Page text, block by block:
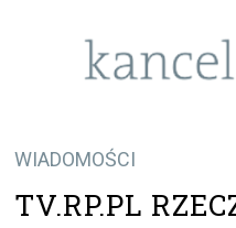
WIADOMOŚCI
TV.RP.PL